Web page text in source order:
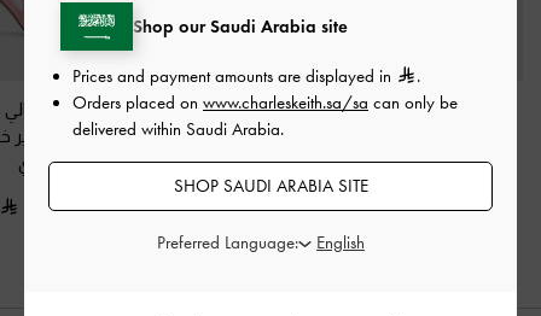
حذاء "داني" بسير خلفي
حذاء "تاياري" بسير خلفي
من الجلد الطبيعي بحزام
مطبوع-وردي
525.00
حذاء كعب عالي
بفيونكة وسير
وردي
375.00
Shop our Saudi Arabia site
Prices and payment amounts are displayed in
.
Orders placed on www.charleskeith.sa/sa can only be
delivered within Saudi Arabia.
SHOP SAUDI ARABIA SITE
Preferred Language: